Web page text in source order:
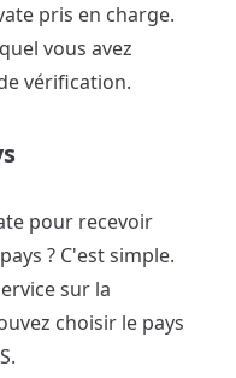
pris en charge.
vous avez
vérification.
pour recevoir
? C'est simple.
sur la
choisir le pays